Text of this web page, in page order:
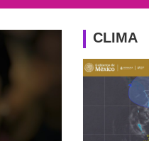
CLIMA